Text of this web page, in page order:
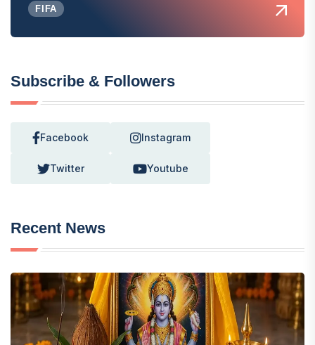
FIFA
Subscribe & Followers
Facebook Instagram
Twitter Youtube
Recent News